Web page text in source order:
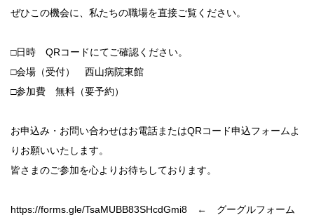
ぜひこの機会に、私たちの職場を直接ご覧ください。
□日時 QRコードにてご確認ください。
□会場（受付） 西山病院東館
□参加費 無料（要予約）
お申込み・お問い合わせはお電話またはQRコード申込フォームよ
りお願いいたします。
皆さまのご参加を心よりお待ちしております。
https://forms.gle/TsaMUBB83SHcdGmi8 ← グーグルフォーム